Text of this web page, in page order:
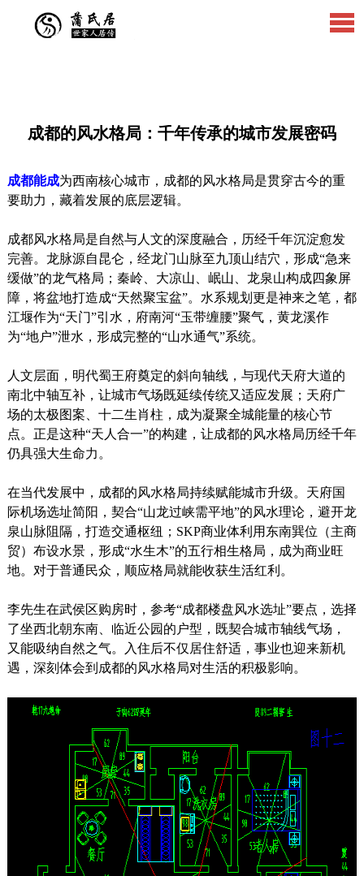
成都的风水格局：千年传承的城市发展密码
成都能成为西南核心城市，成都的风水格局是贯穿古今的重
要助力，藏着发展的底层逻辑。
成都风水格局是自然与人文的深度融合，历经千年沉淀愈发
完善。龙脉源自昆仑，经龙门山脉至九顶山结穴，形成“急来
缓做”的龙气格局；秦岭、大凉山、岷山、龙泉山构成四象屏
障，将盆地打造成“天然聚宝盆”。水系规划更是神来之笔，都
江堰作为“天门”引水，府南河“玉带缠腰”聚气，黄龙溪作
为“地户”泄水，形成完整的“山水通气”系统。
人文层面，明代蜀王府奠定的斜向轴线，与现代天府大道的
南北中轴互补，让城市气场既延续传统又适应发展；天府广
场的太极图案、十二生肖柱，成为凝聚全城能量的核心节
点。正是这种“天人合一”的构建，让成都的风水格局历经千年
仍具强大生命力。
在当代发展中，成都的风水格局持续赋能城市升级。天府国
际机场选址简阳，契合“山龙过峡需平地”的风水理论，避开龙
泉山脉阻隔，打造交通枢纽；SKP商业体利用东南巽位（主商
贸）布设水景，形成“水生木”的五行相生格局，成为商业旺
地。对于普通民众，顺应格局就能收获生活红利。
李先生在武侯区购房时，参考“成都楼盘风水选址”要点，选择
了坐西北朝东南、临近公园的户型，既契合城市轴线气场，
又能吸纳自然之气。入住后不仅居住舒适，事业也迎来新机
遇，深刻体会到成都的风水格局对生活的积极影响。